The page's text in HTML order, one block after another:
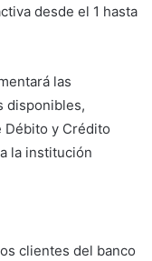
desde el 1 hasta
las
disponibles,
Débito y Crédito
la institución
clientes del banco